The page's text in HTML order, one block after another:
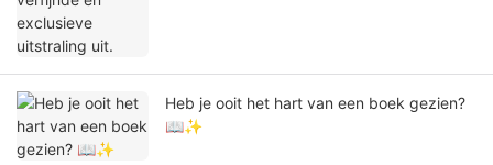
Heb je ooit het hart van een boek gezien?
📖✨